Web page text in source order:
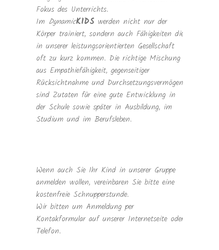
Fokus des Unterrichts.
Im DynamicKIDS werden nicht nur der
Körper trainiert, sondern auch Fähigkeiten die
in unserer leistungsorientierten Gesellschaft
oft zu kurz kommen. Die richtige Mischung
aus Empathiefähigkeit, gegenseitiger
Rücksichtnahme und Durchsetzungsvermögen
sind Zutaten für eine gute Entwicklung in
der Schule sowie später in Ausbildung, im
Studium und im Berufsleben.
Wenn auch Sie Ihr Kind in unserer Gruppe
anmelden wollen, vereinbaren Sie bitte eine
kostenfreie Schnupperstunde.
Wir bitten um Anmeldung per
Kontakformular auf unserer Internetseite oder
Telefon.